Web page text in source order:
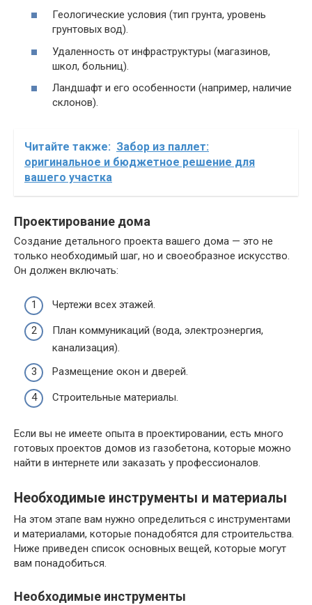
Геологические условия (тип грунта, уровень
грунтовых вод).
Удаленность от инфраструктуры (магазинов,
школ, больниц).
Ландшафт и его особенности (например, наличие
склонов).
Читайте также: Забор из паллет:
оригинальное и бюджетное решение для
вашего участка
Проектирование дома
Создание детального проекта вашего дома — это не
только необходимый шаг, но и своеобразное искусство.
Он должен включать:
Чертежи всех этажей.
План коммуникаций (вода, электроэнергия,
канализация).
Размещение окон и дверей.
Строительные материалы.
Если вы не имеете опыта в проектировании, есть много
готовых проектов домов из газобетона, которые можно
найти в интернете или заказать у профессионалов.
Необходимые инструменты и материалы
На этом этапе вам нужно определиться с инструментами
и материалами, которые понадобятся для строительства.
Ниже приведен список основных вещей, которые могут
вам понадобиться.
Необходимые инструменты